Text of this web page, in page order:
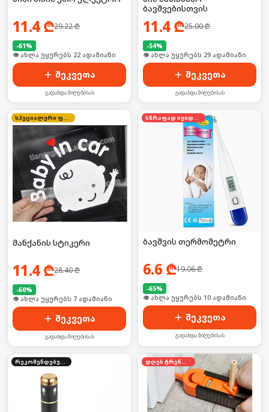
11.4₾29.22₾
-61%
🛒 ბოლო 24სთ-ში იყიდა 29-მა
შეკვეთა
გადახდა მიღებისას
ბავშვებისთვის
11.4₾25.00₾
-54%
🛒 ბოლო 24სთ-ში იყიდა 39-მა
შეკვეთა
გადახდა მიღებისას
მანქანის სტიკერი
11.4₾28.40₾
-60%
🛒 ბოლო 24სთ-ში იყიდა 8-მა
შეკვეთა
გადახდა მიღებისას
ბავშვის თერმომეტრი
6.6 ₾19.06₾
-65%
🛒 ბოლო 24სთ-ში იყიდა 13-მა
შეკვეთა
გადახდა მიღებისას